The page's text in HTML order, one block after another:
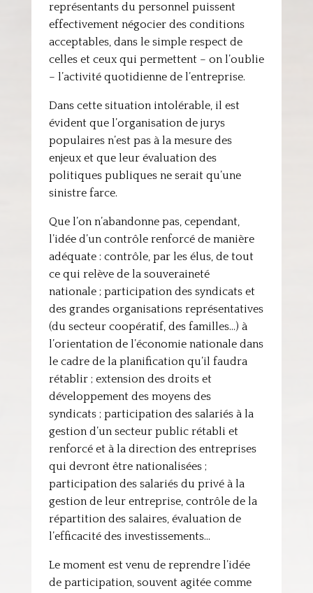
représentants du personnel puissent
effectivement négocier des conditions
acceptables, dans le simple respect de
celles et ceux qui permettent – on l’oublie
– l’activité quotidienne de l’entreprise.
Dans cette situation intolérable, il est
évident que l’organisation de jurys
populaires n’est pas à la mesure des
enjeux et que leur évaluation des
politiques publiques ne serait qu’une
sinistre farce.
Que l’on n’abandonne pas, cependant,
l’idée d’un contrôle renforcé de manière
adéquate : contrôle, par les élus, de tout
ce qui relève de la souveraineté
nationale ; participation des syndicats et
des grandes organisations représentatives
(du secteur coopératif, des familles…) à
l’orientation de l’économie nationale dans
le cadre de la planification qu’il faudra
rétablir ; extension des droits et
développement des moyens des
syndicats ; participation des salariés à la
gestion d’un secteur public rétabli et
renforcé et à la direction des entreprises
qui devront être nationalisées ;
participation des salariés du privé à la
gestion de leur entreprise, contrôle de la
répartition des salaires, évaluation de
l’efficacité des investissements…
Le moment est venu de reprendre l’idée
de participation, souvent agitée comme